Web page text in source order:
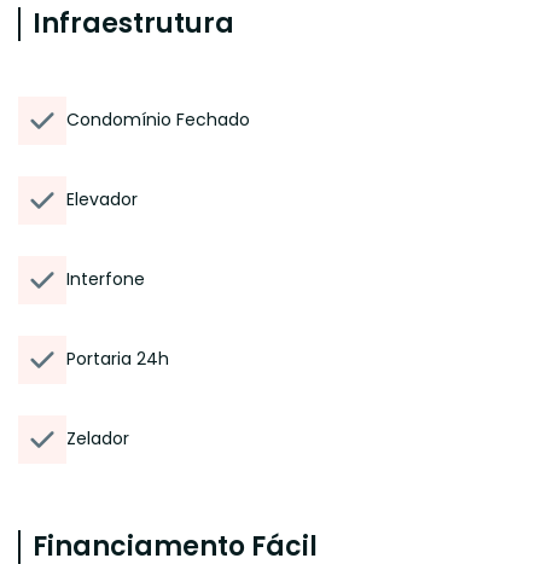
Infraestrutura
Condomínio Fechado
Elevador
Interfone
Portaria 24h
Zelador
Financiamento Fácil